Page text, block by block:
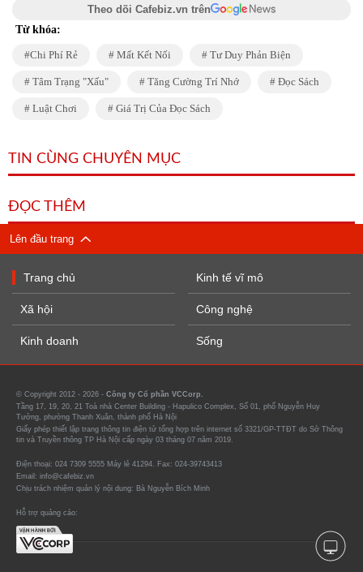
Theo dõi Cafebiz.vn trên
Từ khóa:
Chi Phí Rẻ Mất Kết Nối Tư Duy Phản Biện
Tâm Trạng "xấu" Tăng Cường Trí Nhớ Đọc Sách
Luật Chơi Giá Trị Của Đọc Sách
TIN CÙNG CHUYÊN MỤC
ĐỌC THÊM
Lên đầu trang
Trang chủ
Xã hội
Kinh doanh
Kinh tế vĩ mô
Công nghệ
Sống
© Copyright 2012 - 2026 - Công ty Cổ phần VCCorp.
Tầng 17, 19, 20, 21 Toà nhà Center Building - Hapulico Complex, Số 01, phố Nguyễn Huy
Tưởng, phường Thanh Xuân, thành phố Hà Nội
Giấy phép thiết lập trang thông tin điện tử tổng hợp trên internet số 3321/GP-TTĐT do Sở Thông
tin và Truyền thông TP Hà Nội cấp ngày 03 tháng 07 năm 2019.
Điện thoại: 024 7309 5555 Máy lẻ 41294. Fax: 024-39743413
Email: info@cafebiz.vn
Chịu trách nhiệm quản lý nội dung: Bà Nguyễn Bích Minh
Hỗ trợ quảng cáo: